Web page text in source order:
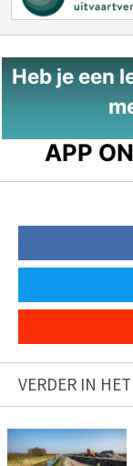
Heb je een
APP
VERDER IN